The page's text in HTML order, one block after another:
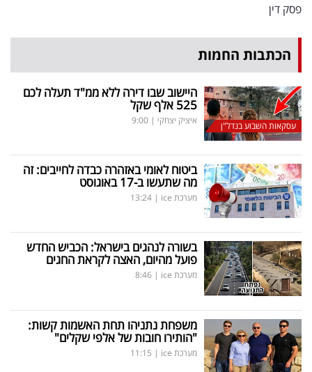
פסק דין
הכתבות החמות
עסקאות השבוע בנדל"ן
היישוב שבו דירה ללא ממ"ד תעלה לכם
525 אלף שקל
איציק יצחקי |
9:00
ביטוח לאומי באזהרה כבדה לחייבים: זה
מה שתעשו ב-17 באוגוסט
מערכת ice |
13:24
בשורה לנהגים בישראל: הכביש החדש
פועל מהיום, האצה לקראת החגים
מערכת ice |
8:46
משפחת נתניהו תחת האשמות קשות:
"הותירו חובות של אלפי שקלים"
מערכת ice |
11:15